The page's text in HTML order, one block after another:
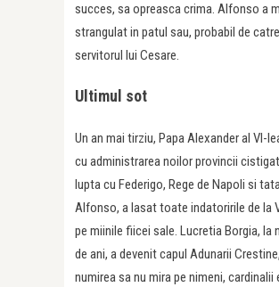
succes, sa opreasca crima. Alfonso a
strangulat in patul sau, probabil de catre
servitorul lui Cesare.
Ultimul sot
Un an mai tirziu, Papa Alexander al VI-
cu administrarea noilor provincii
lupta cu Federigo, Rege de Napoli si
Alfonso, a lasat toate indatoririle de la
pe miinile fiicei sale. Lucretia Borgia, la
de ani, a devenit capul Adunarii
numirea sa nu mira pe nimeni, cardinalii